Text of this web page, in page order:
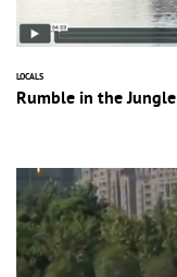
LOCALS
Rumble in the Jungle